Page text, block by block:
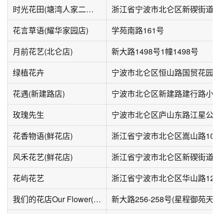
时光花田(塘湾人家二期店)
花言草语(耀华家园店)
学苑南路161号
月前花艺(北仑店)
新大路1498号1幢1498号
绿植花卉
宁波市北仑区恒山路国贸花园-
花遇(新建路店)
宁波市北仑区新建路建行路小
玫瑰先生
宁波市北仑区庐山东路江星公
花香物语(鲜花店)
浙江省宁波市北仑区嵩山路
风禾花艺(鲜花店)
花屿花艺
浙江省宁波市北仑区华山路
我们的花店Our Flower(新大路店)